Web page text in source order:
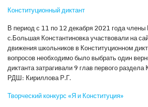
Конституционный диктант
В период с 11 по 12 декабря 2021 года
с.Большая Константиновка участвовали на
движения школьников в Конституционном
вопросов необходимо было выбрать один
диктанта затрагивали 9 глав первого раздела
РДШ: Кириллова Р.Г.
Творческий конкурс «Я и Конституция»